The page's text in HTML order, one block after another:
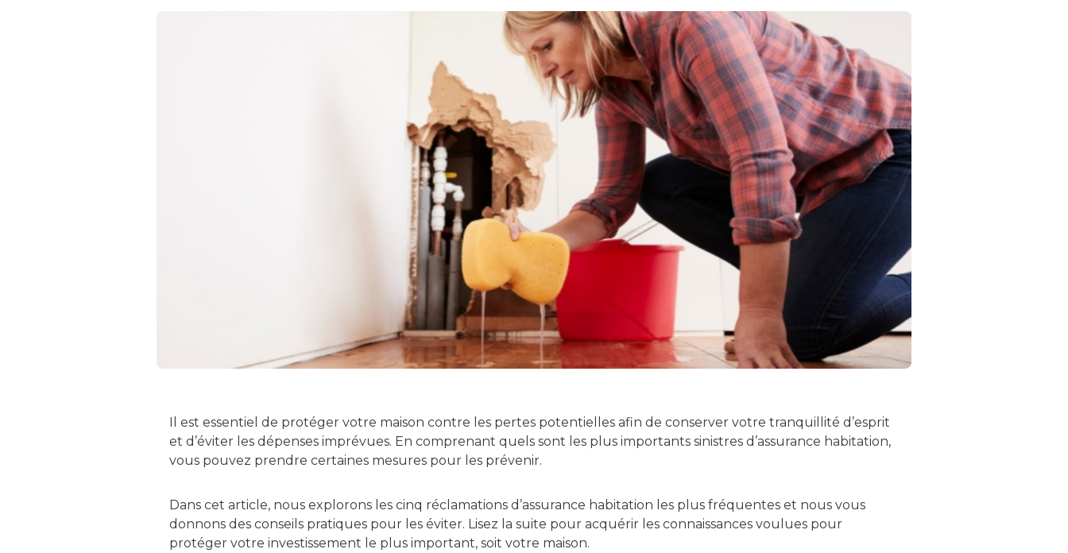
Il est essentiel de protéger votre maison contre les pertes potentielles afin de conserver votre tranquillité d’esprit
et d’éviter les dépenses imprévues. En comprenant quels sont les plus importants sinistres d’assurance habitation,
vous pouvez prendre certaines mesures pour les prévenir.
Dans cet article, nous explorons les cinq réclamations d’assurance habitation les plus fréquentes et nous vous
donnons des conseils pratiques pour les éviter. Lisez la suite pour acquérir les connaissances voulues pour
protéger votre investissement le plus important, soit votre maison.